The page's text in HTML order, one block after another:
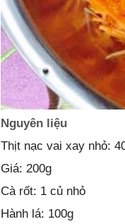
Nguyên liệu
Thịt nạc vai xay nhỏ:
Giá: 200g
Cà rốt: 1 củ nhỏ
Hành lá: 100g